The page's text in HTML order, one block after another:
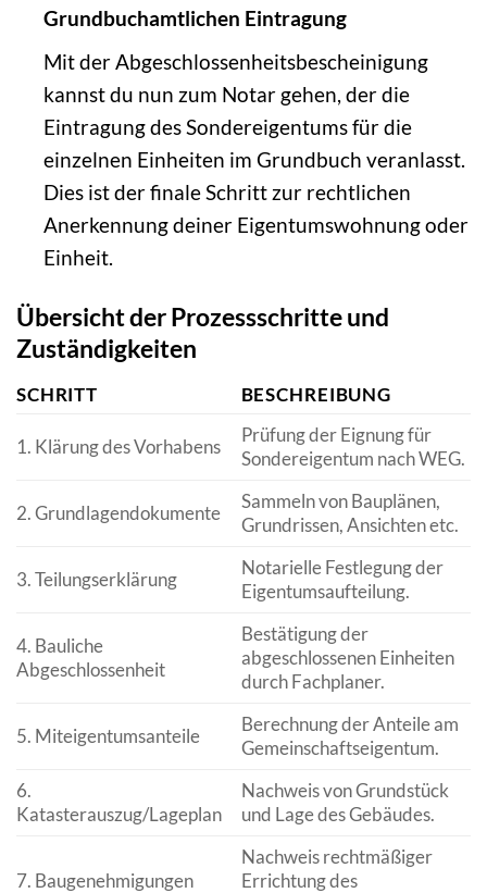
Grundbuchamtlichen Eintragung
Mit der Abgeschlossenheitsbescheinigung
kannst du nun zum Notar gehen, der die
Eintragung des Sondereigentums für die
einzelnen Einheiten im Grundbuch veranlasst.
Dies ist der finale Schritt zur rechtlichen
Anerkennung deiner Eigentumswohnung oder
Einheit.
Übersicht der Prozessschritte und
Zuständigkeiten
SCHRITT BESCHREIBUNG
1. Klärung des Vorhabens
Prüfung der Eignung für
Sondereigentum nach WEG.
2. Grundlagendokumente
Sammeln von Bauplänen,
Grundrissen, Ansichten etc.
3. Teilungserklärung
Notarielle Festlegung der
Eigentumsaufteilung.
4. Bauliche
Abgeschlossenheit
Bestätigung der
abgeschlossenen Einheiten
durch Fachplaner.
5. Miteigentumsanteile
Berechnung der Anteile am
Gemeinschaftseigentum.
6.
Katasterauszug/Lageplan
Nachweis von Grundstück
und Lage des Gebäudes.
7. Baugenehmigungen
Nachweis rechtmäßiger
Errichtung des